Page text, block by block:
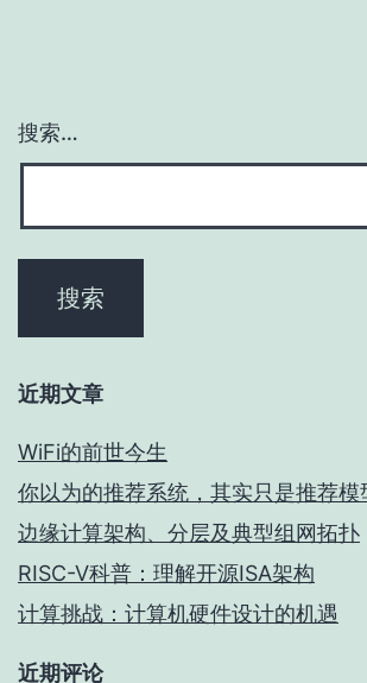
搜索…
近期文章
WiFi的前世今生
你以为的推荐系统，其实只是推荐模
边缘计算架构、分层及典型组网拓扑
RISC-V科普：理解开源ISA架构
计算挑战：计算机硬件设计的机遇
近期评论